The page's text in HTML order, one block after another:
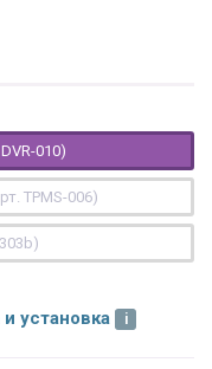
010)
TPMS-006)
установка